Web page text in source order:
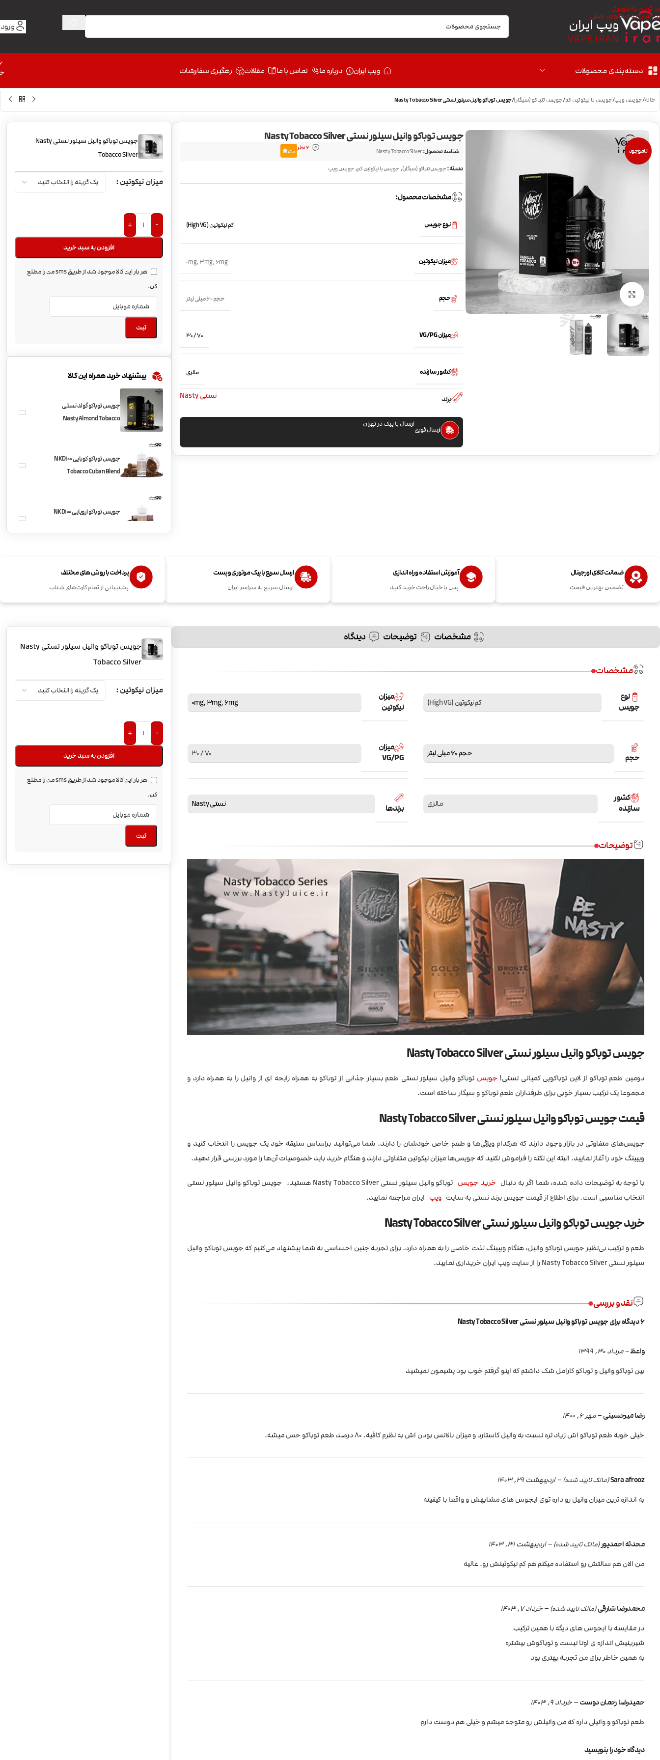
رد کردن به ناوبری
رد کردن به محتوای اصلی
ویپ ایران
VAPE IRAN
دسته‌بندی محصولات ویپ ایران درباره ما تماس با ما مقالات رهگیری سفارشات
خانه/جویس ویپ/جویس با نیکوتین کم/جویس تنباکو (سیگار)/جویس توباکو وانیل سیلور نستی Nasty Tobacco Silver
ناموجود
بزرگنمایی تصویر
جویس توباکو وانیل سیلور نستی Nasty Tobacco Silver
شناسه محصول:Nasty Tobacco Silver 6 نظر 5.0
دسته:جویس تنباکو (سیگار), جویس با نیکوتین کم, جویس ویپ
مشخصات محصول:
نوع جویس کم نیکوتین (High VG)
میزان نیکوتین 0mg, 3mg,6mg
حجم حجم 60 میلی لیتر
میزان VG/PG 70 / 30
کشور سازنده مالزی
برند نستی Nasty
ارسال فوری
ارسال با پیک در تهران
جویس توباکو وانیل سیلور نستی Nasty
Tobacco Silver
میزان نیکوتین
-
+
افزودن به سبد خرید
هر بار این کالا موجود شد از طریق sms من را مطلع
کن.
ثبت
پیشنهاد خرید همراه این کالا
جویس توباکو گولد نستی
Nasty Almond Tobacco
جویس توباکو کوبایی NKD100
Tobacco Cuban Blend
جویس توباکو اروپایی NKD100
Tobacco American Patriot
ضمانت کالای اورجینال
تضمین بهترین قیمت
آموزش استفاده و راه اندازی
پس با خیال راحت خرید کنید
ارسال سریع با پیک موتوری و پست
ارسال سریع به سراسر ایران
پرداخت با روش های مختلف
پشتیبانی از تمام کارت‌های شتاب
مشخصات توضیحات دیدگاه
مشخصات
نوع
جویس
کم نیکوتین (High VG)
میزان
نیکوتین
0mg,3mg,6mg
حجم حجم 60 میلی لیتر
میزان
VG/PG
70 / 30
کشور
سازنده
مالزی برندها نستی Nasty
توضیحات
جویس توباکو وانیل سیلور نستی Nasty Tobacco Silver
دومین طعم توباکو از لاین توباکویی کمپانی نستی! جویس توباکو وانیل سیلور نستی طعم بسیار جذابی از توباکو به همراه رایحه ای از وانیل را به همراه دارد و
مجموعا یک ترکیب بسیار خوبی برای طرفداران طعم توباکو و سیگار ساخته است.
قیمت جویس توباکو وانیل سیلور نستی Nasty Tobacco Silver
جویس‌های متفاوتی در بازار وجود دارند که هرکدام ویژگی‌ها و طعم خاص خودشان را دارند. شما می‌توانید براساس سلیقه خود یک جویس را انتخاب کنید و
ویپینگ خود را آغاز نمایید. البته این نکته را فراموش نکنید که جویس‌ها میزان نیکوتین متفاوتی دارند و هنگام خرید باید خصوصیات آن‌ها را مورد بررسی قرار دهید.
با توجه به توضیحات داده شده، شما اگر به دنبال خرید جویس
توباکو وانیل سیلور نستی Nasty Tobacco Silver هستید، جویس توباکو وانیل سیلور نستی
انتخاب مناسبی است. برای اطلاع از قیمت جویس برند نستی به سایت ویپ ایران مراجعه نمایید.
خرید جویس توباکو وانیل سیلور نستی Nasty Tobacco Silver
طعم و ترکیب بی‌نظیر جویس توباکو وانیل، هنگام ویپینگ لذت خاصی را به همراه دارد. برای تجربه چنین احساسی به شما پیشنهاد می‌کنیم که جویس توباکو وانیل
سیلور نستی Nasty Tobacco Silver را از سایت ویپ ایران خریداری نمایید.
نقد و بررسی
6 دیدگاه برای جویس توباکو وانیل سیلور نستی Nasty Tobacco Silver
واعظ– مرداد 30, 1399
بین توباکو وانیل و توباکو کارامل شک داشتم که اینو گرفتم خوب بود پشیمون نمیشید
رضا میرحسینی–مهر 6, 1400
خیلی خوبه طعم توباکو اش زیاد تره نسبت به وانیل کاستارد و میزان بالانس بودن اش به نظرم کافیه. ۸۰ درصد طعم توباکو حس میشه.
Sara afrooz(مالک تایید شده) – اردیبهشت 29, 1403
به اندازه ترین میزان وانیل رو داره توی ایجوس های مشابهش و واقعا با کیفیته
محدثه احمدپور(مالک تایید شده) –اردیبهشت 31, 1403
من الان هم سالتش رو استفاده میکنم هم کم نیکوتینش رو. عالیه
محمدرضا شارقی(مالک تایید شده) –خرداد 7, 1403
در مقایسه با ایجوس های دیگه با همین ترکیب
شیرینیش اندازه ی اونا نیست و توباکوش بیشتره
به همین خاطر برای من تجربه بهتری بود
حمیدرضا رحمان دوست–خرداد 9, 1403
طعم توباکو و وانیلی داره که من وانیلش رو متوجه میشم و خیلی هم دوست دارم
دیدگاه خود را بنویسید
جویس توباکو وانیل سیلور نستی Nasty
Tobacco Silver
میزان نیکوتین
-
+
افزودن به سبد خرید
هر بار این کالا موجود شد از طریق sms من را مطلع
کن.
ثبت